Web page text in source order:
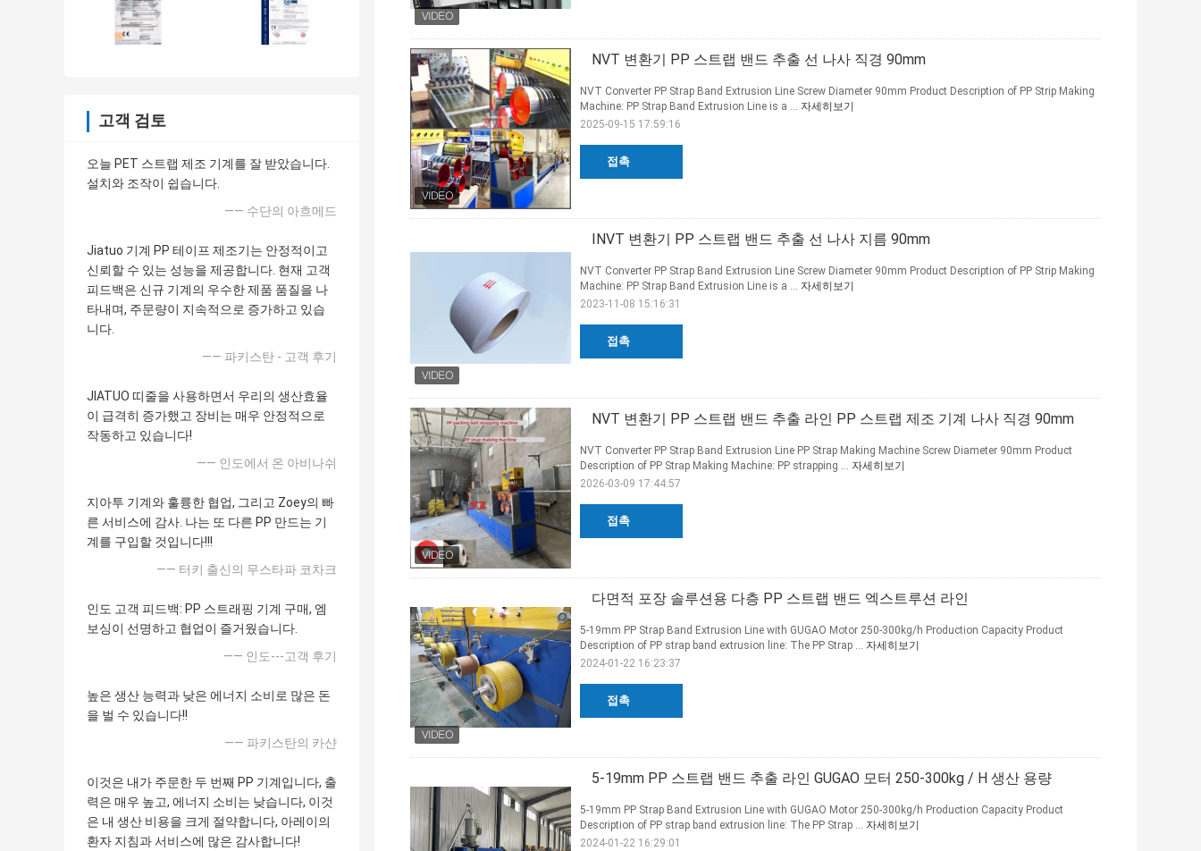
고객 검토
오늘 PET 스트랩 제조 기계를 잘 받았습니다.
설치와 조작이 쉽습니다.
—— 수단의 아흐메드
Jiatuo 기계 PP 테이프 제조기는 안정적이고
신뢰할 수 있는 성능을 제공합니다. 현재 고객
피드백은 신규 기계의 우수한 제품 품질을 나
타내며, 주문량이 지속적으로 증가하고 있습
니다.
—— 파키스탄 - 고객 후기
JIATUO 띠줄을 사용하면서 우리의 생산효율
이 급격히 증가했고 장비는 매우 안정적으로
작동하고 있습니다!
—— 인도에서 온 아비나쉬
지아투 기계와 훌륭한 협업, 그리고 Zoey의 빠
른 서비스에 감사. 나는 또 다른 PP 만드는 기
계를 구입할 것입니다!!!
—— 터키 출신의 무스타파 코차크
인도 고객 피드백: PP 스트래핑 기계 구매, 엠
보싱이 선명하고 협업이 즐거웠습니다.
—— 인도---고객 후기
높은 생산 능력과 낮은 에너지 소비로 많은 돈
을 벌 수 있습니다!!
—— 파키스탄의 카샨
이것은 내가 주문한 두 번째 PP 기계입니다, 출
력은 매우 높고, 에너지 소비는 낮습니다, 이것
은 내 생산 비용을 크게 절약합니다, 아레이의
환자 지침과 서비스에 많은 감사합니다!
NVT 변환기 PP 스트랩 밴드 추출 선 나사 직경 90mm
접촉
NVT Converter PP Strap Band Extrusion Line Screw Diameter 90mm Product Description of PP Strip Making
Machine: PP Strap Band Extrusion Line is a ... 자세히보기
2025-09-15 17:59:16
INVT 변환기 PP 스트랩 밴드 추출 선 나사 지름 90mm
접촉
NVT Converter PP Strap Band Extrusion Line Screw Diameter 90mm Product Description of PP Strip Making
Machine: PP Strap Band Extrusion Line is a ... 자세히보기
2023-11-08 15:16:31
NVT 변환기 PP 스트랩 밴드 추출 라인 PP 스트랩 제조 기계 나사 직경 90mm
접촉
NVT Converter PP Strap Band Extrusion Line PP Strap Making Machine Screw Diameter 90mm Product
Description of PP Strap Making Machine: PP strapping ... 자세히보기
2026-03-09 17:44:57
다면적 포장 솔루션용 다층 PP 스트랩 밴드 엑스트루션 라인
접촉
5-19mm PP Strap Band Extrusion Line with GUGAO Motor 250-300kg/h Production Capacity Product
Description of PP strap band extrusion line: The PP Strap ... 자세히보기
2024-01-22 16:23:37
5-19mm PP 스트랩 밴드 추출 라인 GUGAO 모터 250-300kg / H 생산 용량
5-19mm PP Strap Band Extrusion Line with GUGAO Motor 250-300kg/h Production Capacity Product
Description of PP strap band extrusion line: The PP Strap ... 자세히보기
2024-01-22 16:29:01